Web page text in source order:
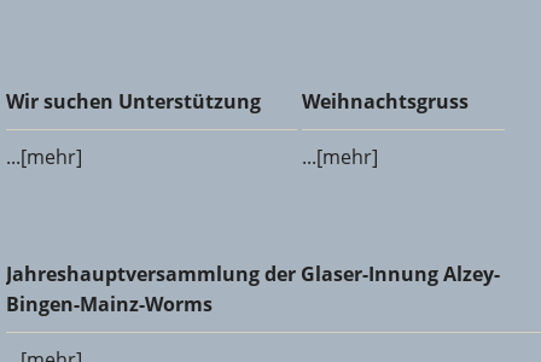
Wir suchen Unterstützung
Wir suchen Unterstützung
...[mehr]
Weihnachtsgruss
Weihnachtsgruss
...[mehr]
Jahreshauptversammlung der Glaser-Innung Alzey-Bingen-
Mainz-Worms
Jahreshauptversammlung der Glaser-Innung Alzey-
Bingen-Mainz-Worms